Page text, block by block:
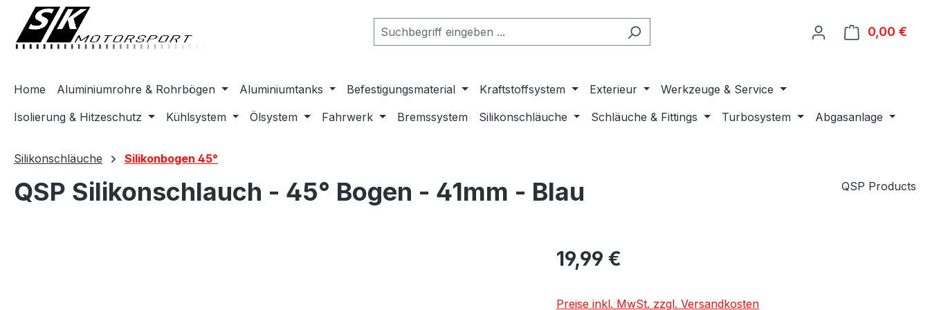
Zur Hauptnavigation springen
0,00 €
Home Aluminiumrohre & Rohrbögen Aluminiumtanks Befestigungsmaterial Kraftstoffsystem Exterieur
Werkzeuge & Service
Isolierung & Hitzeschutz
Kühlsystem Ölsystem Fahrwerk Bremssystem Silikonschläuche Schläuche & Fittings Turbosystem Abgasanlage
Silikonschläuche Silikonbogen 45°
QSP Silikonschlauch - 45° Bogen - 41mm - Blau QSP Products
19,99 €
Preise inkl. MwSt. zzgl. Versandkosten